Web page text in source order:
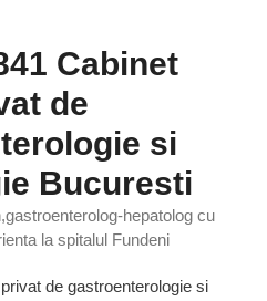
Cabinet
de
si
Bucuresti
hepatolog cu
la spitalul Fundeni